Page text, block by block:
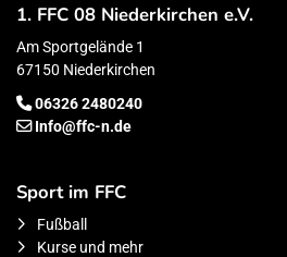
1. FFC 08 Niederkirchen e.V.
Am Sportgelände 1
67150 Niederkirchen
06326 2480240
Info@ffc-n.de
Sport im FFC
Fußball
Kurse und mehr